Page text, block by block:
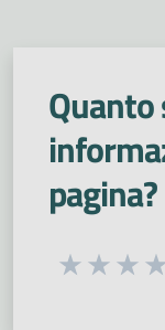
Quanto
pagina?
Seleziona